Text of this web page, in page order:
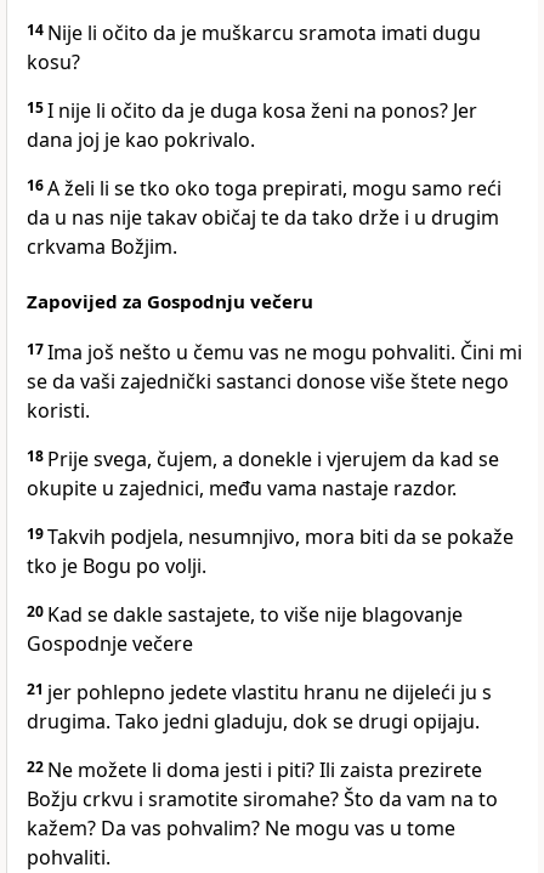
14 Nije li očito da je muškarcu sramota imati dugu
kosu?
15I nije li očito da je duga kosa ženi na ponos? Jer
dana joj je kao pokrivalo.
16A želi li se tko oko toga prepirati, mogu samo reći
da u nas nije takav običaj te da tako drže i u drugim
crkvama Božjim.
Zapovijed za Gospodnju večeru
17Ima još nešto u čemu vas ne mogu pohvaliti. Čini mi
se da vaši zajednički sastanci donose više štete nego
koristi.
18 Prije svega, čujem, a donekle i vjerujem da kad se
okupite u zajednici, među vama nastaje razdor.
19Takvih podjela, nesumnjivo, mora biti da se pokaže
tko je Bogu po volji.
20 Kad se dakle sastajete, to više nije blagovanje
Gospodnje večere
21 jer pohlepno jedete vlastitu hranu ne dijeleći ju s
drugima. Tako jedni gladuju, dok se drugi opijaju.
22 Ne možete li doma jesti i piti? Ili zaista prezirete
Božju crkvu i sramotite siromahe? Što da vam na to
kažem? Da vas pohvalim? Ne mogu vas u tome
pohvaliti.